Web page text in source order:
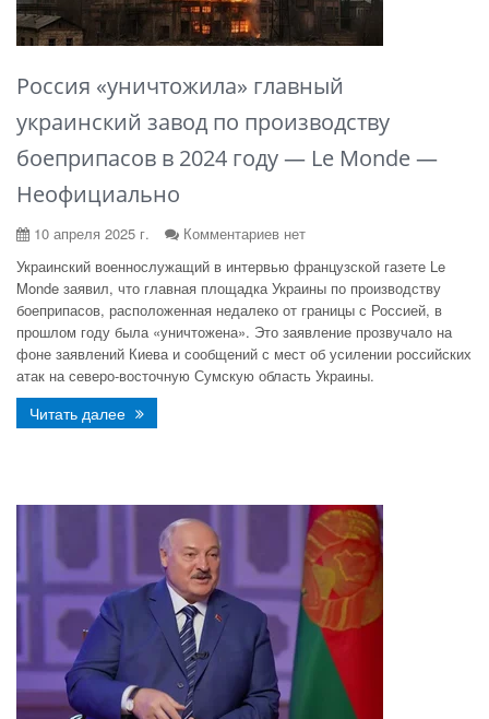
Россия «уничтожила» главный
украинский завод по производству
боеприпасов в 2024 году — Le Monde —
Неофициально
10 апреля 2025 г.
Комментариев нет
Украинский военнослужащий в интервью французской газете Le
Monde заявил, что главная площадка Украины по производству
боеприпасов, расположенная недалеко от границы с Россией, в
прошлом году была «уничтожена». Это заявление прозвучало на
фоне заявлений Киева и сообщений с мест об усилении российских
атак на северо-восточную Сумскую область Украины.
Читать далее